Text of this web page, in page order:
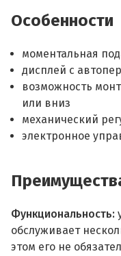
Особенности
моментальная
дисплей с
возможность
или вниз
механический
электронное
Функциональность:
обслуживает
этом его не